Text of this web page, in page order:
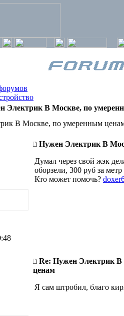
Электрик В Москве, по
В Москве, по умеренным
Нужен Электрик В
Думал через свой жэк
оборзели, 300 руб за
Кто может помочь?
Re: Нужен Электрик
ценам
Я сам штробил, благо